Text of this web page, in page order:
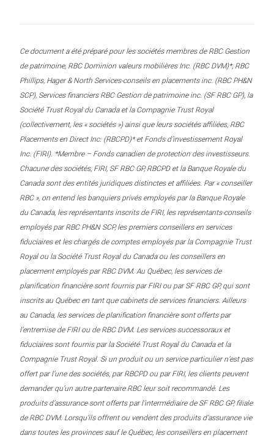
Ce document a été préparé pour les sociétés membres de RBC Gestion
de patrimoine, RBC Dominion valeurs mobilières Inc. (RBC DVM)*, RBC
Phillips, Hager & North Services-conseils en placements inc. (RBC PH&N
SCP), Services financiers RBC Gestion de patrimoine inc. (SF RBC GP), la
Société Trust Royal du Canada et la Compagnie Trust Royal
(collectivement, les « sociétés ») ainsi que leurs sociétés affiliées, RBC
Placements en Direct Inc. (RBCPD)* et Fonds d’investissement Royal
Inc. (FIRI). *Membre – Fonds canadien de protection des investisseurs.
Chacune des sociétés, FIRI, SF RBC GP, RBCPD et la Banque Royale du
Canada sont des entités juridiques distinctes et affiliées. Par « conseiller
RBC », on entend les banquiers privés employés par la Banque Royale
du Canada, les représentants inscrits de FIRI, les représentants-conseils
employés par RBC PH&N SCP, les premiers conseillers en services
fiduciaires et les chargés de comptes employés par la Compagnie Trust
Royal ou la Société Trust Royal du Canada ou les conseillers en
placement employés par RBC DVM. Au Québec, les services de
planification financière sont fournis par FIRI ou par SF RBC GP, qui sont
inscrits au Québec en tant que cabinets de services financiers. Ailleurs
au Canada, les services de planification financière sont offerts par
l’entremise de FIRI ou de RBC DVM. Les services successoraux et
fiduciaires sont fournis par la Société Trust Royal du Canada et la
Compagnie Trust Royal. Si un produit ou un service particulier n’est pas
offert par l’une des sociétés, par RBCPD ou par FIRI, les clients peuvent
demander qu’un autre partenaire RBC leur soit recommandé. Les
produits d’assurance sont offerts par l’intermédiaire de SF RBC GP, filiale
de RBC DVM. Lorsqu’ils offrent ou vendent des produits d’assurance vie
dans toutes les provinces sauf le Québec, les conseillers en placement